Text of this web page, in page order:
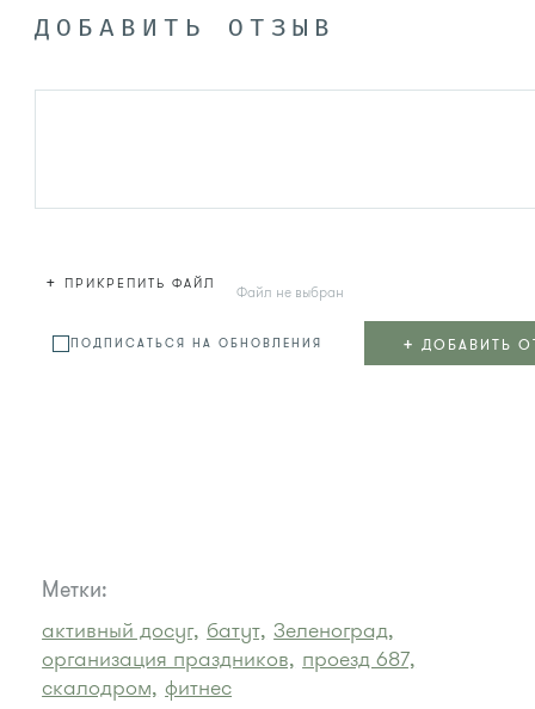
ДОБАВИТЬ ОТЗЫВ
+ ПРИКРЕПИТЬ ФАЙЛ Файл не выбран
ПОДПИСАТЬСЯ НА ОБНОВЛЕНИЯ + ДОБАВИТЬ
Метки:
активный досуг, батут, Зеленоград,
организация праздников, проезд 687,
скалодром, фитнес